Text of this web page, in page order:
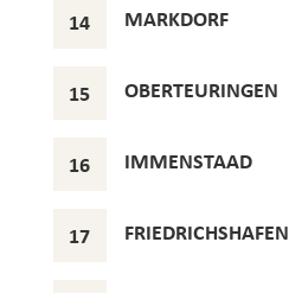
14 MARKDORF
15 OBERTEURINGEN
16 IMMENSTAAD
17 FRIEDRICHSHAFEN